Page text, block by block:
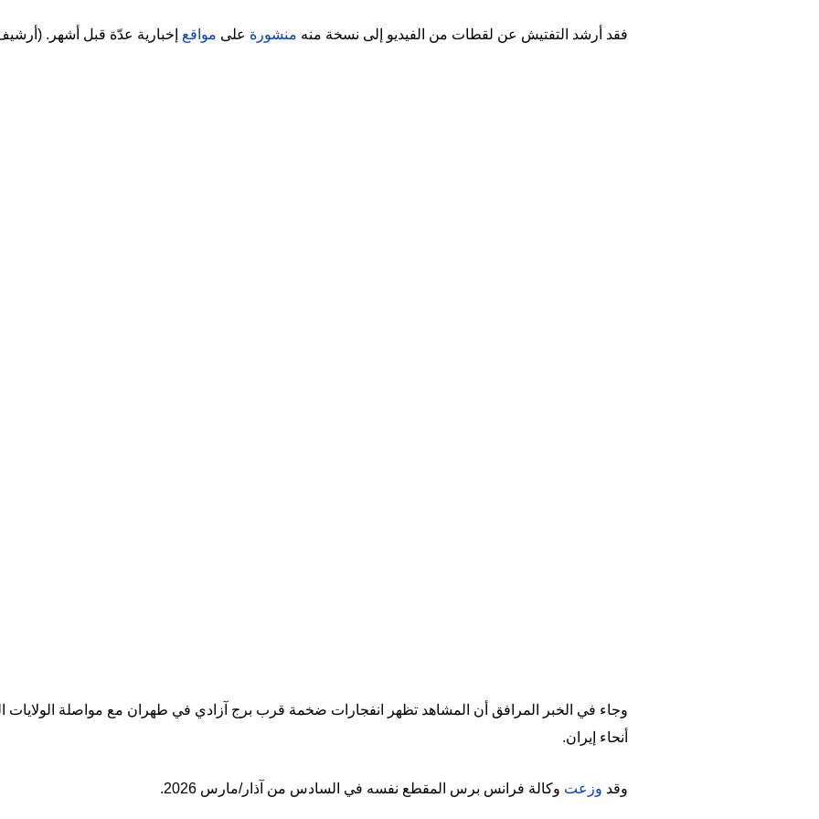
فقد أرشد التفتيش عن لقطات من الفيديو إلى نسخة منه منشورة على مواقع إخبارية عدّة قبل أشهر.
وجاء في الخبر المرافق أن المشاهد تظهر انفجارات ضخمة قرب برج آزادي في طهران مع مواصلة الولايات
أنحاء إيران.
وقد وزعت وكالة فرانس برس المقطع نفسه في السادس من آذار/مارس 2026.